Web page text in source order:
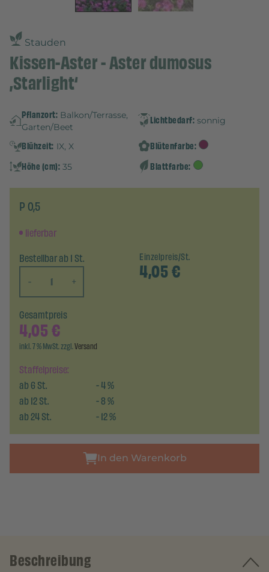
Stauden
Kissen-Aster - Aster dumosus
‚Starlight‘
Pflanzort: Balkon/Terrasse,
Garten/Beet
Lichtbedarf: sonnig
Blühzeit: IX, X
Blütenfarbe:
Höhe (cm): 35 Blattfarbe:
P 0,5
lieferbar
Bestellbar ab 1 St.
-
+
Einzelpreis/St.
4,05€
Staffelpreise:
ab6St. -4%
ab12St. -8%
ab24St. -12%
Gesamtpreis
4,05€
inkl. 7 % MwSt. zzgl.Versand
In den Warenkorb
Beschreibung